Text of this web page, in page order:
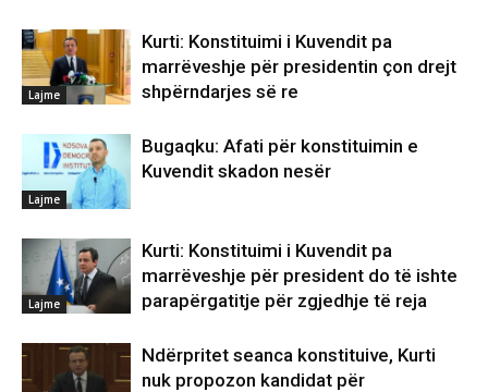
Lajme
Kurti: Konstituimi i Kuvendit pa
marrëveshje për presidentin çon drejt
shpërndarjes së re
Lajme
Bugaqku: Afati për konstituimin e
Kuvendit skadon nesër
Lajme
Kurti: Konstituimi i Kuvendit pa
marrëveshje për president do të ishte
parapërgatitje për zgjedhje të reja
Ndërpritet seanca konstituive, Kurti
nuk propozon kandidat për